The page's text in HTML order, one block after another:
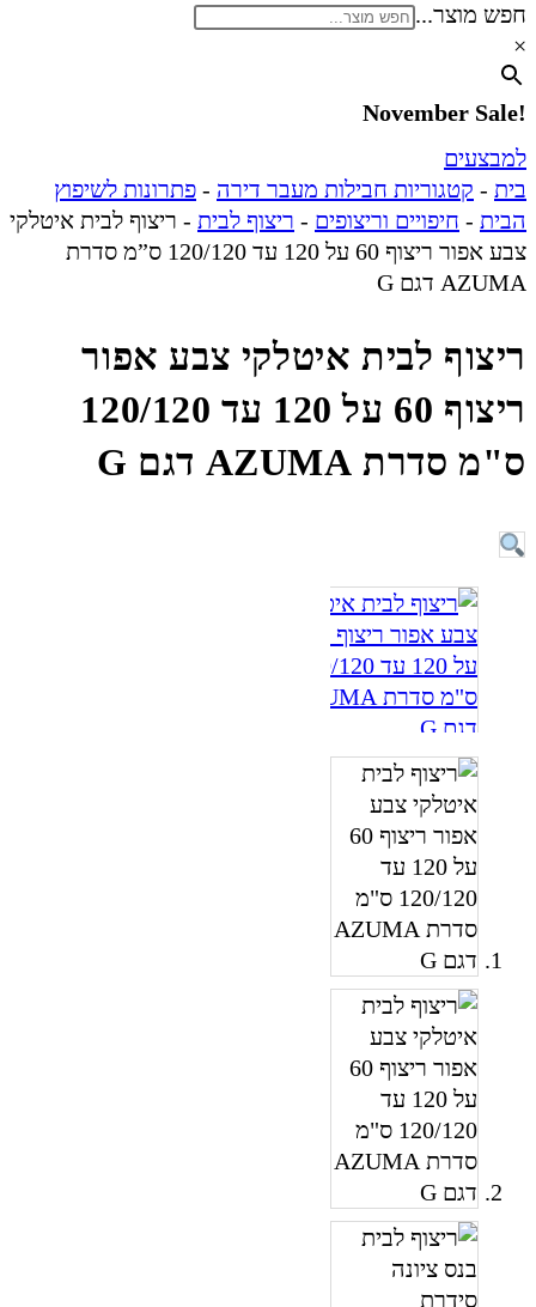
חפש מוצר...
×
!November Sale
למבצעים
בית - קטגוריות חבילות מעבר דירה - פתרונות לשיפוץ
הבית - חיפויים וריצופים - ריצוף לבית - ריצוף לבית איטלקי
צבע אפור ריצוף 60 על 120 עד 120/120 ס”מ סדרת
AZUMA דגם G
ריצוף לבית איטלקי צבע אפור
ריצוף 60 על 120 עד 120/120
ס"מ סדרת AZUMA דגם G